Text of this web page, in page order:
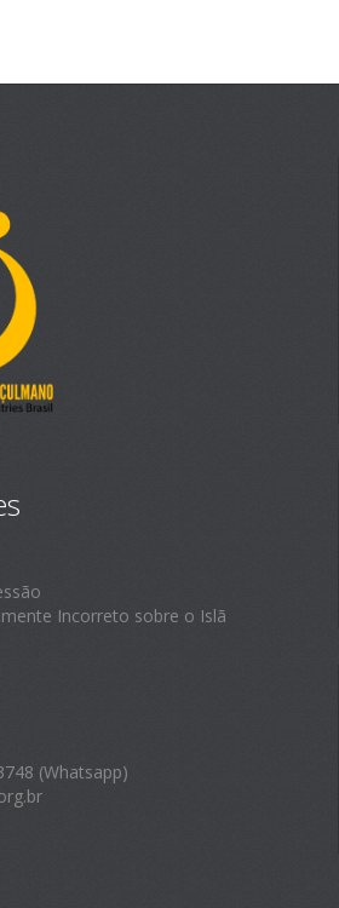
Incorreto sobre o Islã
(Whatsapp)